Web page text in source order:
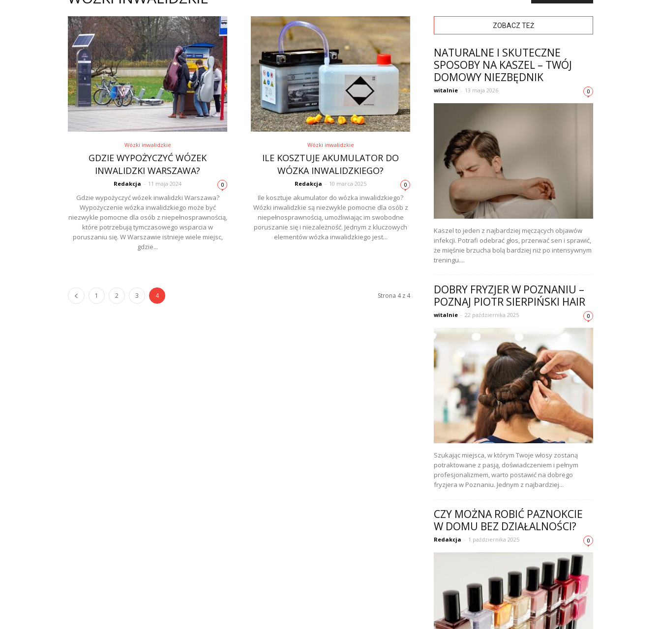
Wózki inwalidzkie
GDZIE WYPOŻYCZYĆ WÓZEK
INWALIDZKI WARSZAWA?
Redakcja - 11 maja 2024 0
Gdzie wypożyczyć wózek inwalidzki Warszawa?
Wypożyczenie wózka inwalidzkiego może być
niezwykle pomocne dla osób z niepełnosprawnością,
które potrzebują tymczasowego wsparcia w
poruszaniu się. W Warszawie istnieje wiele miejsc,
gdzie...
Wózki inwalidzkie
ILE KOSZTUJE AKUMULATOR DO
WÓZKA INWALIDZKIEGO?
Redakcja - 10 marca 2025 0
Ile kosztuje akumulator do wózka inwalidzkiego?
Wózki inwalidzkie są niezwykle pomocne dla osób z
niepełnosprawnością, umożliwiając im swobodne
poruszanie się i niezależność. Jednym z kluczowych
elementów wózka inwalidzkiego jest...
1 2 3 4 Strona 4 z 4
ZOBACZ TEŻ
NATURALNE I SKUTECZNE
SPOSOBY NA KASZEL – TWÓJ
DOMOWY NIEZBĘDNIK
witalnie - 13 maja 2026 0
Kaszel to jeden z najbardziej męczących objawów
infekcji. Potrafi odebrać głos, przerwać sen i sprawić,
że mięśnie brzucha bolą bardziej niż po intensywnym
treningu....
DOBRY FRYZJER W POZNANIU –
POZNAJ PIOTR SIERPIŃSKI HAIR
witalnie - 22 października 2025 0
Szukając miejsca, w którym Twoje włosy zostaną
potraktowane z pasją, doświadczeniem i pełnym
profesjonalizmem, warto postawić na dobrego
fryzjera w Poznaniu. Jednym z najbardziej...
CZY MOŻNA ROBIĆ PAZNOKCIE
W DOMU BEZ DZIAŁALNOŚCI?
Redakcja - 1 października 2025 0